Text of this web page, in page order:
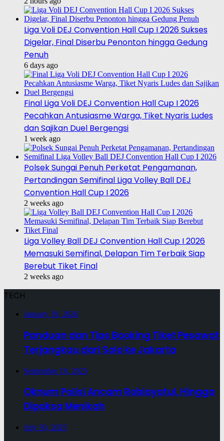
Liga Voli DEJ Convention Hall Cup I 2026 Sukses
Digelar, Final Diserbu Penonton hingga Gedung
Penuh
6 days ago
Final Liga Voli DEJ Convention Hall Cup I 2026
Pecahkan Antusiasme Warga, Tiket Nyaris Ludes
dan Sajikan Duel Bergengsi
1 week ago
Polsek Sungai Penuh Perketat Pengamanan,
Pertandingan Semifinal Liga Volley Ball DEJ
Convention Hall Cup I 2026
2 weeks ago
Liga Volley Ball DEJ Convention Hall Cup I 2026
Memasuki Semifinal, Delapan Tim Terbaik Siap
Berebut Tiket Final
2 weeks ago
TECH
January 19, 2026
Panduan dan Tips Booking Tiket Pesawat
Terjangkau dari Solo ke Jakarta
September 19, 2025
Oknum Polisi Ancam Robiayatul, Hingga
Dipaksa Menikah
July 30, 2025